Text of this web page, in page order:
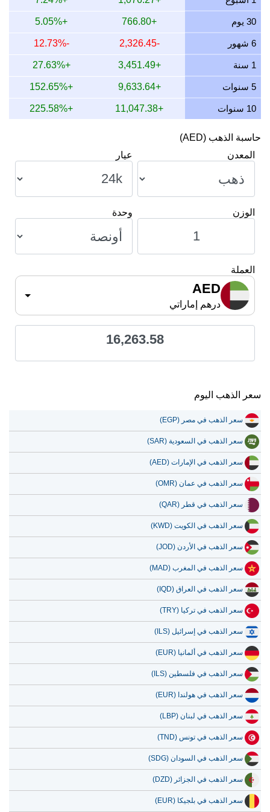
13 يوليو 2026
12 يوليو 2026
11 يوليو 2026
10 يوليو 2026
30 يوم +766.80
+5.05%
6 شهور -2,326.45
-12.73%
1 سنة +3,451.49
+27.63%
5 سنوات +9,633.64
+152.65%
10 سنوات +11,047.38
+225.58%
حاسبة الذهب (AED)
المعدن
عيار
الوزن وحدة
العملة
AED
درهم إماراتي
16,263.58
سعر الذهب اليوم
سعر الذهب في مصر (EGP)
سعر الذهب في السعودية (SAR)
سعر الذهب في الإمارات (AED)
سعر الذهب في عمان (OMR)
سعر الذهب في قطر (QAR)
سعر الذهب في الكويت (KWD)
سعر الذهب في الأردن (JOD)
سعر الذهب في المغرب (MAD)
سعر الذهب في العراق (IQD)
سعر الذهب في تركيا (TRY)
سعر الذهب في إسرائيل (ILS)
سعر الذهب في ألمانيا (EUR)
سعر الذهب في فلسطين (ILS)
سعر الذهب في هولندا (EUR)
سعر الذهب في لبنان (LBP)
سعر الذهب في تونس (TND)
سعر الذهب في السودان (SDG)
سعر الذهب في الجزائر (DZD)
سعر الذهب في بلجيكا (EUR)